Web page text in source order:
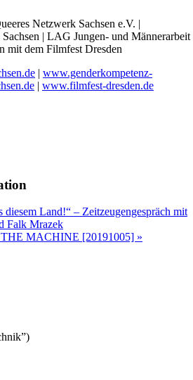
Netzwerk Sachsen e.V. |
| LAG Jungen- und Männerarbeit
mit dem Filmfest Dresden
| www.genderkompetenz-
| www.filmfest-dresden.de
diesem Land!“ – Zeitzeugengespräch mit
Falk Mrazek
MACHINE [20191005] »